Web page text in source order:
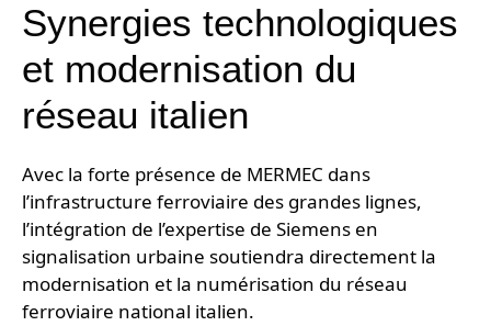
Synergies technologiques
et modernisation du
réseau italien
Avec la forte présence de MERMEC dans
l’infrastructure ferroviaire des grandes lignes,
l’intégration de l’expertise de Siemens en
signalisation urbaine soutiendra directement la
modernisation et la numérisation du réseau
ferroviaire national italien.